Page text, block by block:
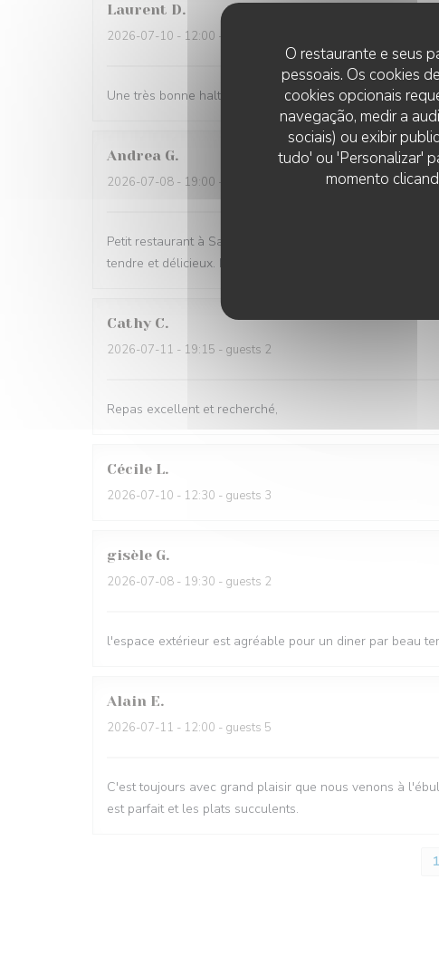
O restaurante e seus
pessoais. Os cookies
cookies opcionais
navegação, medir a
sociais) ou exibir
tudo' ou 'Personalizar'
momento
Laurent D
2026-07-10 - 12:00 - guests 2
Une très bonne halte. Nous nous sommes régalés avec
Andrea G
2026-07-08 - 19:00 - guests 2
Petit restaurant à Saint Laurent qui m'a été recommandé
tendre et délicieux. Le reste du repas aussi d'ailleurs.
Cathy C
2026-07-11 - 19:15 - guests 2
Repas excellent et recherché,
Cécile L
2026-07-10 - 12:30 - guests 3
gisèle G
2026-07-08 - 19:30 - guests 2
l'espace extérieur est agréable pour un diner par beau
Alain E
2026-07-11 - 12:00 - guests 5
C'est toujours avec grand plaisir que nous venons à
est parfait et les plats succulents.
1